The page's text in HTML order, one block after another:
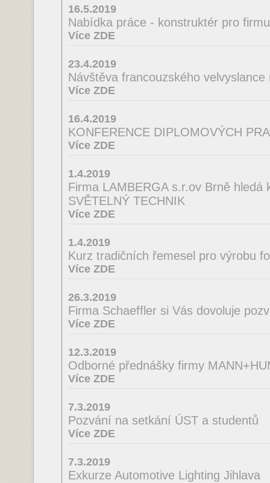
16.5.2019
Nabídka práce - konstruktér pro
Více ZDE
23.4.2019
Návštěva francouzského velvyslance
Více ZDE
16.4.2019
KONFERENCE DIPLOMOVÝCH
Více ZDE
1.4.2019
Firma LAMBERGA s.r.ov Brně hledá
SVĚTELNÝ TECHNIK
Více ZDE
1.4.2019
Kurz tradičních řemesel pro výrobu
Více ZDE
26.3.2019
Firma Schaeffler si Vás dovoluje
Více ZDE
12.3.2019
Odborné přednášky firmy
Více ZDE
7.3.2019
Pozvání na setkání ÚST a studentů
Více ZDE
7.3.2019
Exkurze Automotive Lighting Jihlava